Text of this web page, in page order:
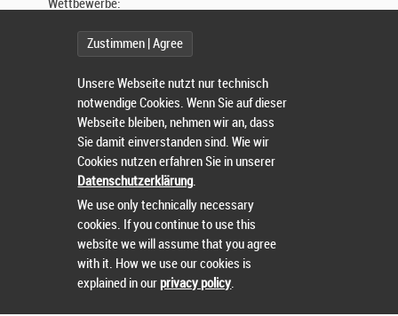
Wettbewerbe:
Suchen
Zustimmen | Agree
Unsere Webseite nutzt nur technisch
notwendige Cookies. Wenn Sie auf dieser
Webseite bleiben, nehmen wir an, dass
Sie damit einverstanden sind. Wie wir
Cookies nutzen erfahren Sie in unserer
Datenschutzerklärung.
We use only technically necessary
cookies. If you continue to use this
website we will assume that you agree
with it. How we use our cookies is
explained in ourprivacy policy.